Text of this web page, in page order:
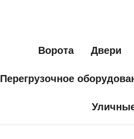
Ворота Двери
Перегрузочное